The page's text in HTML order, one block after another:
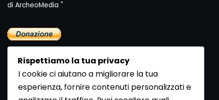
di ArcheoMedia "
Rispettiamo la tua privacy
I cookie ci aiutano a migliorare la tua
esperienza, fornire contenuti personalizzati e